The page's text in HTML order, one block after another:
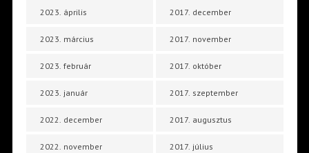
2023. április
2023. március
2023. február
2023. január
2022. december
2022. november
2017. december
2017. november
2017. október
2017. szeptember
2017. augusztus
2017. július